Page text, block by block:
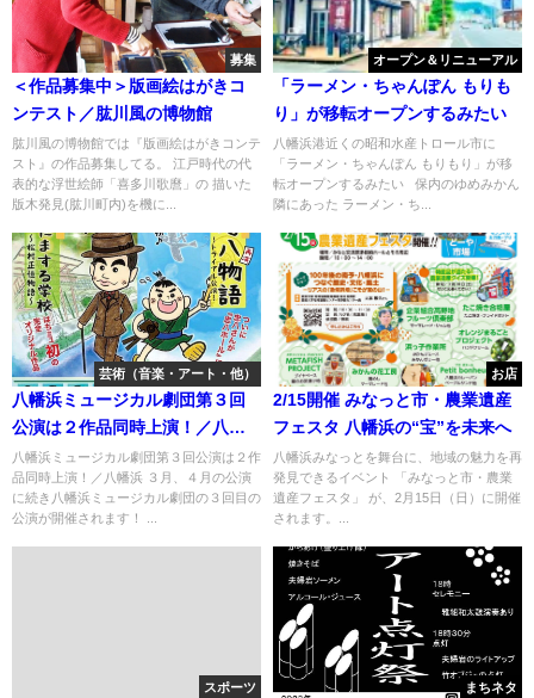
募集
＜作品募集中＞版画絵はがきコ
ンテスト／肱川風の博物館
肱川風の博物館では『版画絵はがきコンテ
スト』の作品募集してる。 江戸時代の代
表的な浮世絵師「喜多川歌麿」の 描いた
版木発見(肱川町内)を機に...
オープン＆リニューアル
「ラーメン・ちゃんぽん もりも
り」が移転オープンするみたい
八幡浜港近くの昭和水産トロール市に
「ラーメン・ちゃんぽん もりもり」が移
転オープンするみたい 保内のゆめみかん
隣にあった ラーメン・ち...
芸術（音楽・アート・他）
八幡浜ミュージカル劇団第３回
公演は２作品同時上演！／八幡
浜
八幡浜ミュージカル劇団第３回公演は２作
品同時上演！／八幡浜 ３月、４月の公演
に続き八幡浜ミュージカル劇団の３回目の
公演が開催されます！ ...
お店
2/15開催 みなっと市・農業遺産
フェスタ 八幡浜の“宝”を未来へ
八幡浜みなっとを舞台に、地域の魅力を再
発見できるイベント 「みなっと市・農業
遺産フェスタ」 が、2月15日（日）に開催
されます。...
スポーツ まちネタ